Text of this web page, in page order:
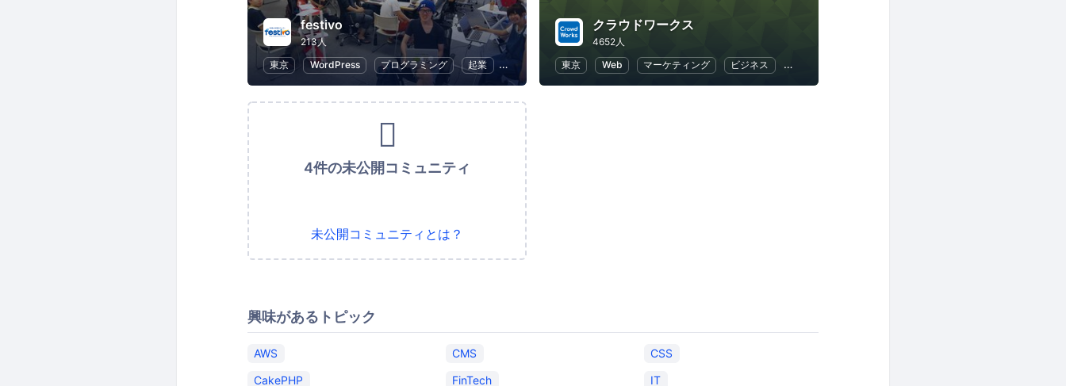
festivo
213人
東京
WordPress プログラミング 起業
クラウドワークス
4652人
東京
Web マーケティング ビジネス 人工知能
4件の未公開コミュニティ
未公開コミュニティとは？
興味があるトピック
AWS CMS
CSS
CakePHP
FinTech IT